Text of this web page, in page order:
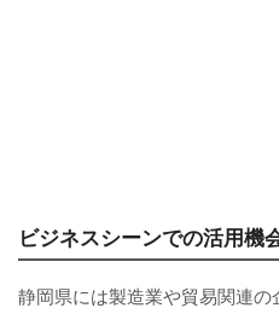
ビジネスシーンでの活用機
静岡県には製造業や貿易関連